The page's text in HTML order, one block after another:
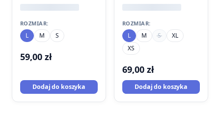
ROZMIAR:
L M S
59,00 zł
Dodaj do koszyka
ROZMIAR:
L M S
XL
XS
69,00 zł
Dodaj do koszyka